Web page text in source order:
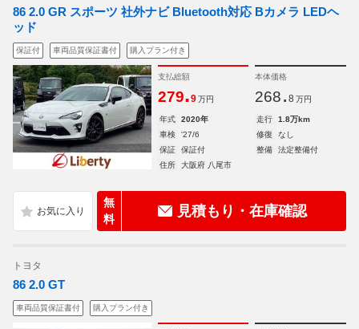
86 2.0 GR スポーツ 社外ナビ Bluetooth対応 Bカメラ LEDヘ
ッド
保証付 車両品質保証書付 購入プラン付き
支払総額
279.9 万円
本体価格
268. 8 万円
年式 2020年 走行
1.8万km
車検
'27/6 修復
なし
保証
保証付 整備
法定整備付
住所
大阪府 八尾市
無
料
見積もり・在庫確認
トヨタ
86 2.0 GT
車両品質保証書付 購入プラン付き